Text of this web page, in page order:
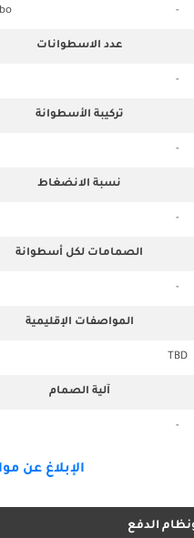
-
عدد الاسطوانات
-
تركيبة الأسطوانة
-
نسبة الانضغاط
-
الصمامات لكل أسطوانة
-
المواصفات الإقليمية
TBD
آلية الصمام
-
الإبلاغ عن
الدفع